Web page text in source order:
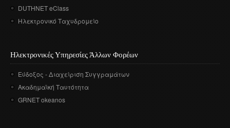
DUTHNET eClass
Ηλεκτρονικό Ταχυδρομείο
Ηλεκτρονικές Υπηρεσίες Άλλων Φορέων
Εύδοξος - Διαχείριση Συγγραμάτων
Ακαδημαϊκή Ταυτότητα
GRNET okeanos